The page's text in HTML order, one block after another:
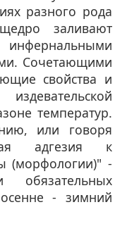
разного рода
заливают
Сочетающими
свойства и
температур.
или говоря
адгезия к
(морфологии)" -
- зимний